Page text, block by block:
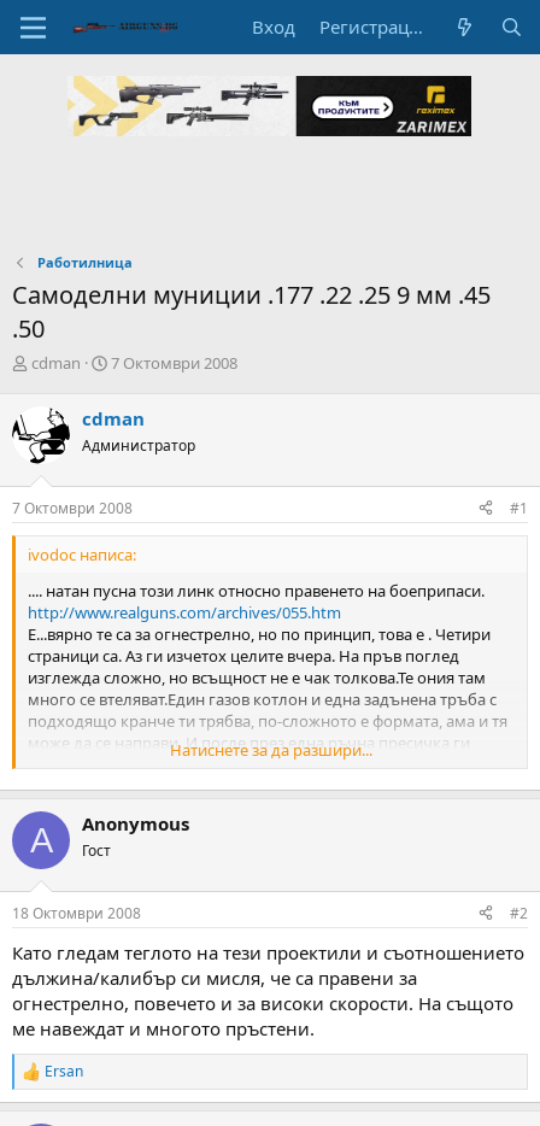
Вход Регистрация
Работилница
Самоделни муниции .177 .22 .25 9 мм .45
.50
А
р
н
а
т
е
м
т
а
cdman
Н
а
л
а
Д
а
т
7 Октомври 2008
cdman
Администратор
7 Октомври 2008 #1
ivodoc написа:
.... натан пусна този линк относно правенето на боеприпаси.
http://www.realguns.com/archives/055.htm
Е...вярно те са за огнестрелно, но по принцип, това е . Четири
страници са. Аз ги изчетох целите вчера. На пръв поглед
изглежда сложно, но всъщност не е чак толкова.Те ония там
много се втеляват.Един газов котлон и една задънена тръба с
подходящо кранче ти трябва, по-сложното е формата, ама и тя
може да се направи. И после през една ръчна пресичка ги
прекарвт през калибър. Пресата и тя не е проблем да се
изработи. Едно време имаше затварачки за буркани , много
подходящи са за целта. Естествино с доработка. Още само два
пуансона трябват през които да се прекарва проектила и това е.
Дори може да се направи втория проход да бъде парче от
собствената ти цев.
С това не искам да кажа, че е проста работа. Естествено не е за
всеки. Необходим е и Антимон, пчелен восък парафин , добавя
Лее се при точно определена температура за да се получи
гладка и с еднородна структура отливка. Но при положение,че
някой се заеме с това, най-малкото трябва да е наясно с
технологичния процес. Не е като леемето на тежести за
риболов. На ентусиастите ...успех.
Натиснете за да разшири...
A Anonymous
Гост
18 Октомври 2008 #2
Като гледам теглото на тези проектили и съотношението
дължина/калибър си мисля, че са правени за
огнестрелно, повечето и за високи скорости. На същото
ме навеждат и многото пръстени.
R
e
Ersan